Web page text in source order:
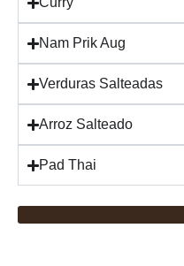
Nam Prik Aug
Verduras Salteadas
Arroz Salteado
Pad Thai